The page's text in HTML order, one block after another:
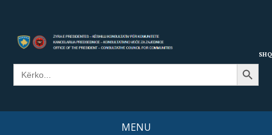
Search
for:
Search Button
MENU